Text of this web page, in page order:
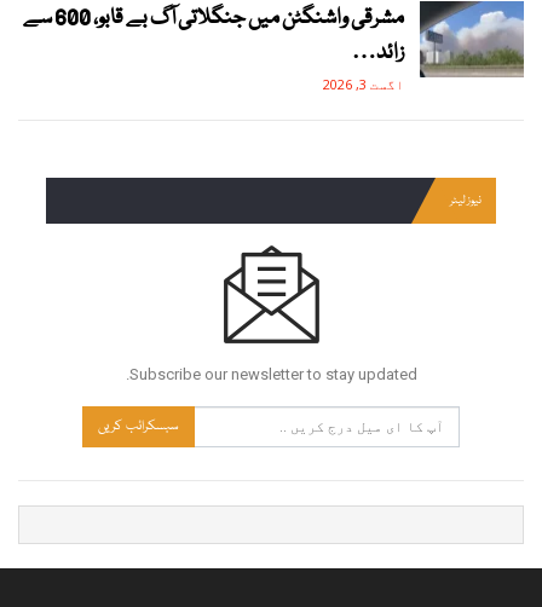
مشرقی واشنگٹن میں جنگلاتی آگ بے قابو، 600 سے
زائد…
اگست 3, 2026
نیوز لیٹر
Subscribe our newsletter to stay updated.
سبسکرائب کریں